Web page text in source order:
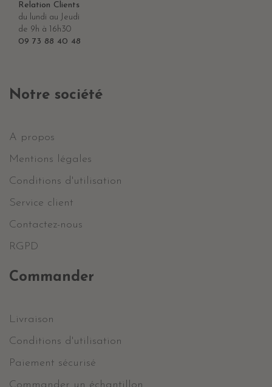
Relation Clients
du lundi au Jeudi
de 9h à 16h30
09 73 88 40 48
Notre société
A propos
Mentions légales
Conditions d'utilisation
Service client
Contactez-nous
RGPD
Commander
Livraison
Conditions d'utilisation
Paiement sécurisé